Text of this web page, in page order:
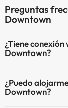
Preguntas
Downtown
¿Tiene
Downtown?
¿Puedo
Downtown?